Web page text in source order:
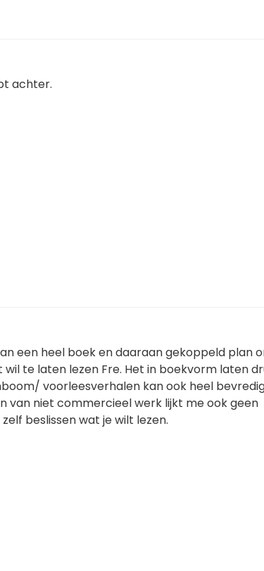
achter.
een heel boek en daaraan gekoppeld plan
wil te laten lezen Fre. Het in boekvorm laten
voorleesverhalen kan ook heel
van niet commercieel werk lijkt me ook geen
beslissen wat je wilt lezen.